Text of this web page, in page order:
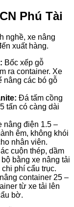
Phú Tài
nghề, xe nâng
xuất hàng.
Bốc xếp gỗ
ra container. Xe
nâng các bó gỗ
Đá tấm cồng
tấn có càng dài
nâng điện 1.5 –
êm, không khói
nhân viên.
cuộn thép, dầm
bằng xe nâng tải
phí cẩu trục.
container 25 –
từ xe tải lên
bờ.